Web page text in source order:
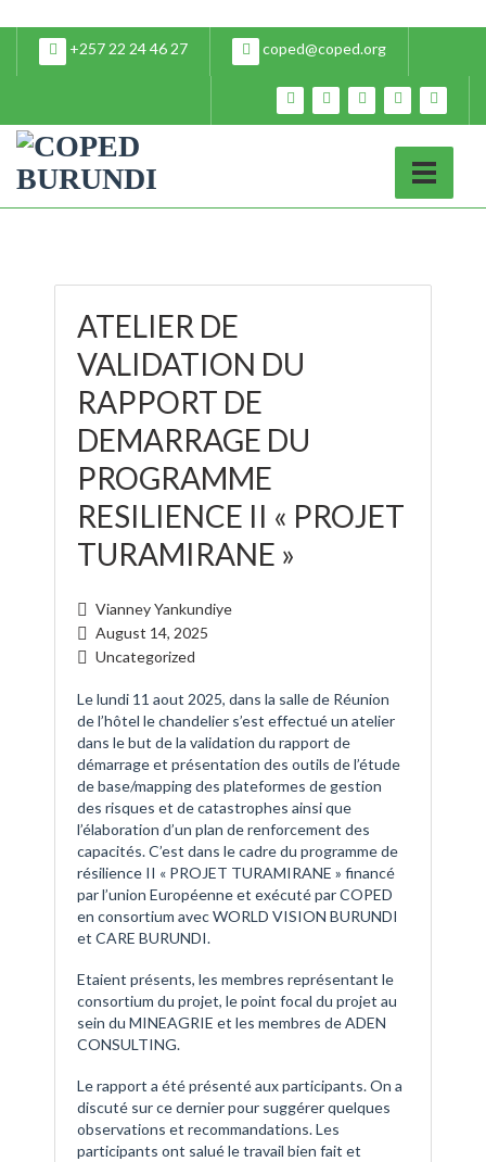
+257 22 24 46 27 coped@coped.org
ATELIER DE
VALIDATION DU
RAPPORT DE
DEMARRAGE DU
PROGRAMME
RESILIENCE II « PROJET
TURAMIRANE »
Vianney Yankundiye
August 14, 2025
Uncategorized
Le lundi 11 aout 2025, dans la salle de Réunion
de l’hôtel le chandelier s’est effectué un atelier
dans le but de la validation du rapport de
démarrage et présentation des outils de l’étude
de base/mapping des plateformes de gestion
des risques et de catastrophes ainsi que
l’élaboration d’un plan de renforcement des
capacités. C’est dans le cadre du programme de
résilience II « PROJET TURAMIRANE » financé
par l’union Européenne et exécuté par COPED
en consortium avec WORLD VISION BURUNDI
et CARE BURUNDI.
Etaient présents, les membres représentant le
consortium du projet, le point focal du projet au
sein du MINEAGRIE et les membres de ADEN
CONSULTING.
Le rapport a été présenté aux participants. On a
discuté sur ce dernier pour suggérer quelques
observations et recommandations. Les
participants ont salué le travail bien fait et